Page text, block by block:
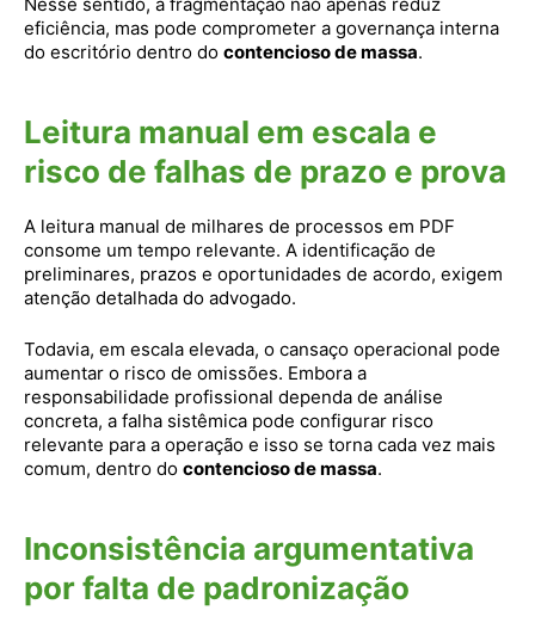
eficiência, mas pode comprometer a governança interna
do escritório dentro do contencioso de massa.
Leitura manual em escala e
risco de falhas de prazo e prova
A leitura manual de milhares de processos em PDF
consome um tempo relevante. A identificação de
preliminares, prazos e oportunidades de acordo, exigem
atenção detalhada do advogado.
Todavia, em escala elevada, o cansaço operacional pode
aumentar o risco de omissões. Embora a
responsabilidade profissional dependa de análise
concreta, a falha sistêmica pode configurar risco
relevante para a operação e isso se torna cada vez mais
comum, dentro do contencioso de massa.
Inconsistência argumentativa
por falta de padronização